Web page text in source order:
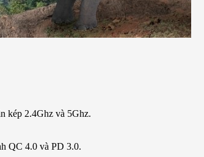
kép 2.4Ghz và 5Ghz.
QC 4.0 và PD 3.0.